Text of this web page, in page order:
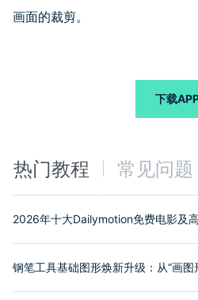
画面的裁剪。
下载
热门教程 常见问题
2026年十大Dailymotion免费电影及
钢笔工具基础图形焕新升级：从“画图